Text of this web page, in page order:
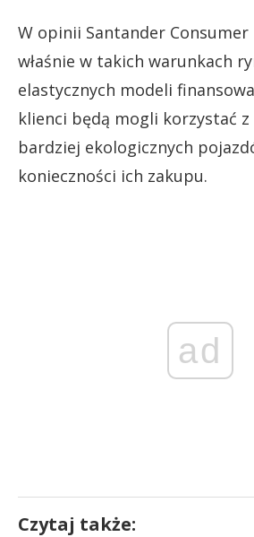
W opinii Santander
właśnie w takich warunkach
elastycznych modeli
klienci będą mogli korzystać z
bardziej ekologicznych
konieczności ich zakupu.
ad
Czytaj także: